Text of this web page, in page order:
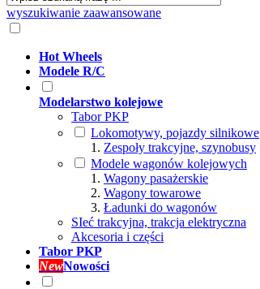
wyszukiwanie zaawansowane
Hot Wheels
Modele R/C
Modelarstwo kolejowe
Tabor PKP
Lokomotywy, pojazdy silnikowe
Zespoły trakcyjne, szynobusy
Modele wagonów kolejowych
Wagony pasażerskie
Wagony towarowe
Ładunki do wagonów
SIeć trakcyjna, trakcja elektryczna
Akcesoria i części
Tabor PKP
NewNowości